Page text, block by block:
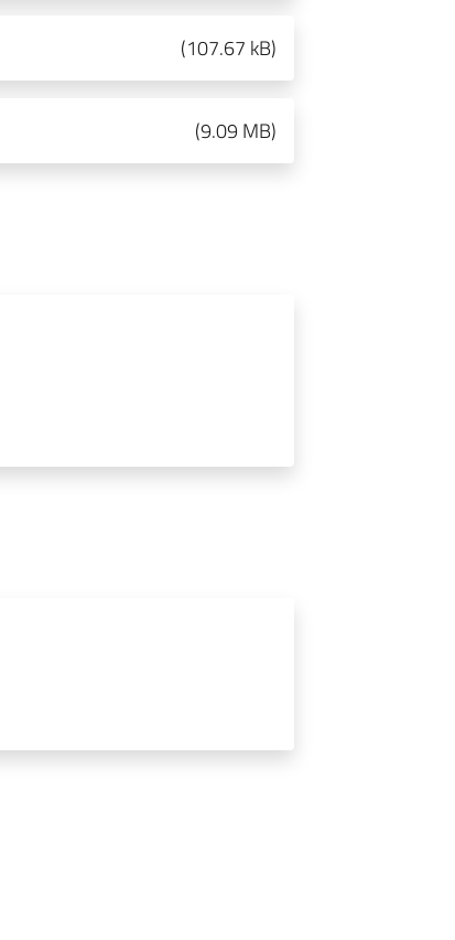
(107.67 kB)
(9.09 MB)